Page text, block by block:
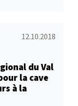
12.10.2018
du Val
la cave
à la